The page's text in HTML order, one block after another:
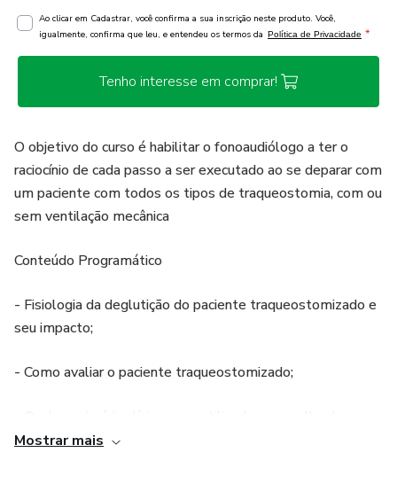
Ao clicar em Cadastrar, você confirma a sua inscrição neste produto. Você,
igualmente, confirma que leu, e entendeu os termos da Política de Privacidade *
Tenho interesse em comprar!
O objetivo do curso é habilitar o fonoaudiólogo a ter o
raciocínio de cada passo a ser executado ao se deparar com
um paciente com todos os tipos de traqueostomia, com ou
sem ventilação mecânica
Conteúdo Programático
- Fisiologia da deglutição do paciente traqueostomizado e
seu impacto;
- Como avaliar o paciente traqueostomizado;
abordagem terapêutica (abordagem direta e indireta);
Mostrar mais